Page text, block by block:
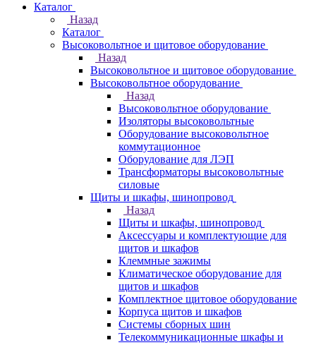
Каталог
Назад
Каталог
Высоковольтное и щитовое оборудование
Назад
Высоковольтное и щитовое оборудование
Высоковольтное оборудование
Назад
Высоковольтное оборудование
Изоляторы высоковольтные
Оборудование высоковольтное
коммутационное
Оборудование для ЛЭП
Трансформаторы высоковольтные
силовые
Щиты и шкафы, шинопровод
Назад
Щиты и шкафы, шинопровод
Аксессуары и комплектующие для
щитов и шкафов
Клеммные зажимы
Климатическое оборудование для
щитов и шкафов
Комплектное щитовое оборудование
Корпуса щитов и шкафов
Системы сборных шин
Телекоммуникационные шкафы и